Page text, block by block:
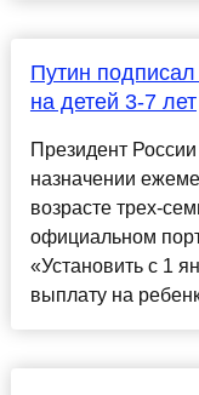
Путин
на детей 3-7 лет
Президент
назначении
возрасте трех-
официальном
«Установить с 1
выплату на